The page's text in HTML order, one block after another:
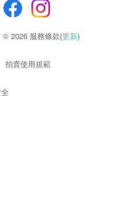
© 2026 服務條款(更新)
拍賣使用規範